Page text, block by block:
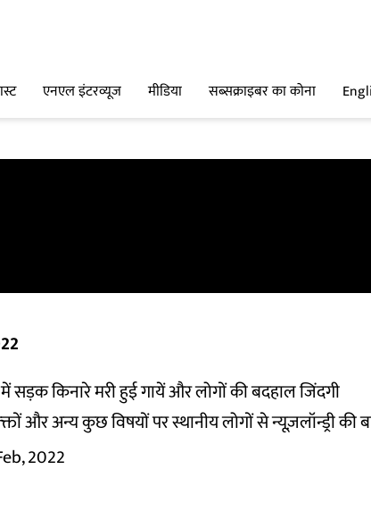
एनएल इंटरव्यूज मीडिया सब्सक्राइबर का कोना
सड़क किनारे मरी हुई गायें और लोगों की बदहाल जिंदगी
और अन्य कुछ विषयों पर स्थानीय लोगों से न्यूज़लॉन्ड्री की
2022